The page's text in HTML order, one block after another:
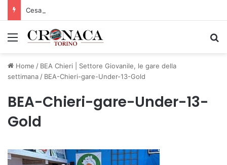
Menu
Home / BEA Chieri | Settore Giovanile, le gare della
settimana/ BEA-Chieri-gare-Under-13-Gold
BEA-Chieri-gare-Under-13-
Gold